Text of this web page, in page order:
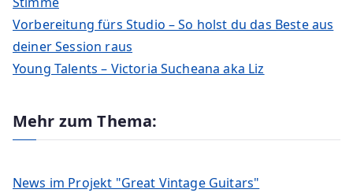
Vorbereitung fürs Studio – So holst du das Beste aus
deiner Session raus
Young Talents – Victoria Sucheana aka Liz
Mehr zum Thema:
News im Projekt "Great Vintage Guitars"